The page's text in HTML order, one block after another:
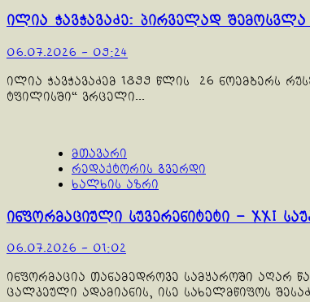
ილია ჭავჭავაძე: პირველად შემოსვლა
06.07.2026 - 09:24
ილია ჭავჭავაძემ 1899 წლის 26 ნოემბერს
ტფილისში“ ვრცელი...
მთავარი
რედაქტორის გვერდი
ხალხის აზრი
ინფორმაციული სუვერენიტეტი – XXI
06.07.2026 - 01:02
ინფორმაცია თანამედროვე სამყაროში აღარ
ცალკეული ადამიანის, ისე სახელმწიფოს